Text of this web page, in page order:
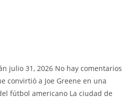
julio 31, 2026 No hay comentarios
convirtió a Joe Greene en una
fútbol americano La ciudad de